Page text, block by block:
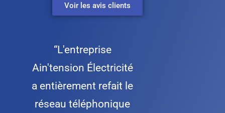
Voir les avis clients
“L'entreprise
Ain'tension Électricité
a entièrement refait le
réseau téléphonique